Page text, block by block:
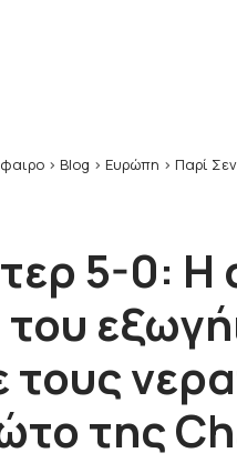
> Blog > Ευρώπη > Παρί Σεν Ζερμέν – Ίντερ 5-0: Η αρμάδα
5-0:
του
της